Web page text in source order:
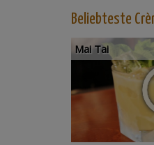
Beliebteste
Mai Tai